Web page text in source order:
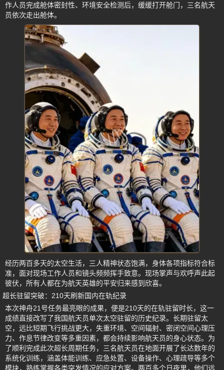
作人员完成舱体密封性、环境安全检测后，缓缓打开舱门，三名航天
员依次走出舱体。
经历两百多天的太空生活，三人精神状态饱满，身体各项指标符合标
准，面对现场工作人员和镜头频频挥手致意。现场掌声与欢呼声此起
彼伏，所有人都在为航天英雄的平安归来感到欣喜。
超长驻留突破：210天刷新国内在轨纪录
本次神舟21号任务最亮眼的成果，便是210天的在轨驻留时长，这一
成绩直接改写了我国航天员单次太空驻留的历史纪录。长期驻留太
空，远比短期飞行挑战更大，失重环境、空间辐射、密闭空间心理压
力、作息节律改变等多重因素，都会持续影响航天员的身心状态。为
了顺利完成此次超长周期任务，三名航天员在地面开展了长达数年的
系统化训练，涵盖体能训练、应急处置、设备操作、心理疏导等多个
模块，熟练掌握各类突发情况的应对方案。两百多个日夜里，他们远